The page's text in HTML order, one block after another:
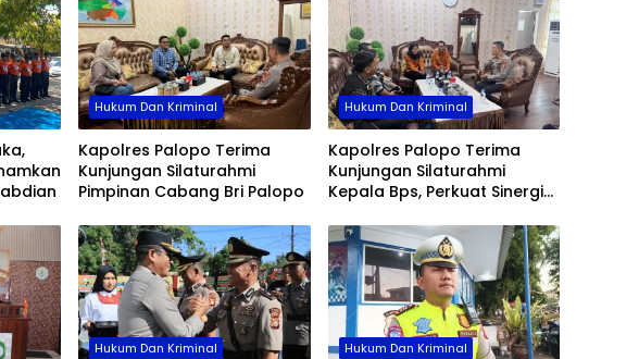
Hukum Dan Kriminal
Kapolres Palopo Terima
Kunjungan Silaturahmi
Pimpinan Cabang Bri Palopo
Hukum Dan Kriminal
Kapolres Palopo Terima
Kunjungan Silaturahmi
Kepala Bps, Perkuat Sinergi
Hukum Dan Kriminal Hukum Dan Kriminal